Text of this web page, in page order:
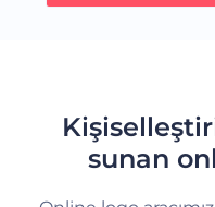
sunan